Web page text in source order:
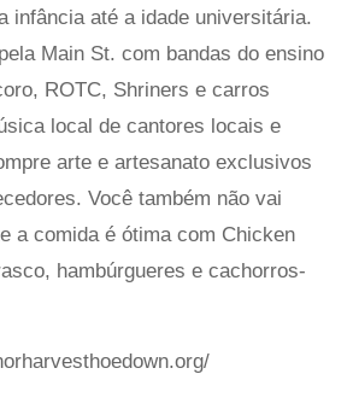
infância até a idade universitária.
Main St. com bandas do ensino
ROTC, Shriners e carros
local de cantores locais e
arte e artesanato exclusivos
Você também não vai
a comida é ótima com Chicken
hambúrgueres e cachorros-